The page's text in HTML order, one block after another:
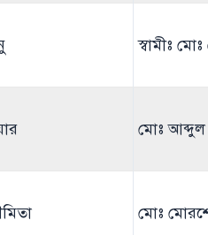
স্বামীঃ
মোঃ আব্দুল
মোঃ